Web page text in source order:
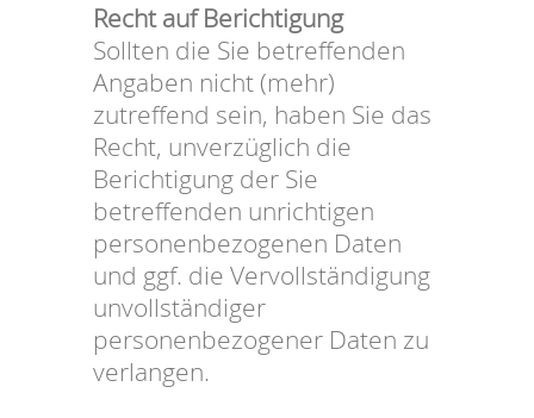
Recht auf Berichtigung
Sollten die Sie betreffenden
Angaben nicht (mehr)
zutreffend sein, haben Sie das
Recht, unverzüglich die
Berichtigung der Sie
betreffenden unrichtigen
personenbezogenen Daten
und ggf. die Vervollständigung
unvollständiger
personenbezogener Daten zu
verlangen.